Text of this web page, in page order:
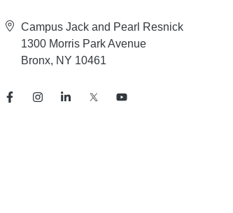
Campus Jack and Pearl Resnick
1300 Morris Park Avenue
Bronx, NY 10461